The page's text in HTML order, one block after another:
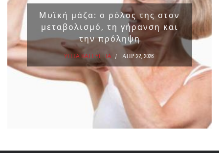
Μυϊκή μάζα: ο ρόλος της στον
μεταβολισμό, τη γήρανση και
την πρόληψη
ΥΓΕΙΑ ΚΑΙ ΕΥΕΞΙΑ ΑΠΡ 22, 2026